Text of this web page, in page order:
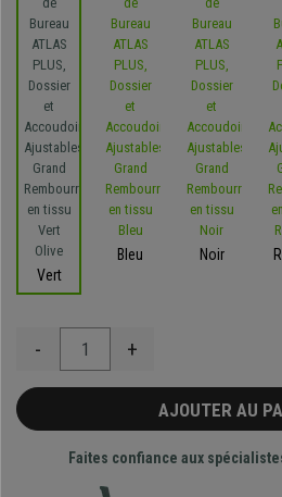
Vert
Bleu Noir
- +
AJOUTER AU
Faites confiance aux